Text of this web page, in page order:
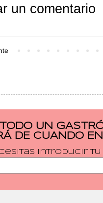
un comentario
UN
DE CUANDO
introducir